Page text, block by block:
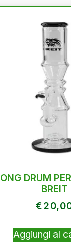
DRUM
BREIT
€
Aggiungi al